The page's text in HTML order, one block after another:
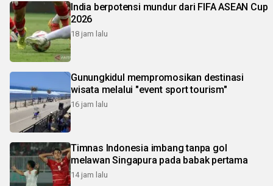
India berpotensi mundur dari FIFA ASEAN Cup
2026
18 jam lalu
Gunungkidul mempromosikan destinasi
wisata melalui "event sport tourism"
16 jam lalu
Timnas Indonesia imbang tanpa gol
melawan Singapura pada babak pertama
14 jam lalu